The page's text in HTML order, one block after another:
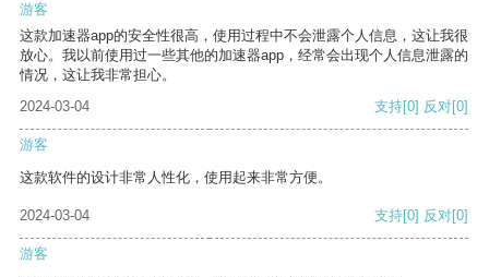
游客
这款加速器app的安全性很高，使用过程中不会泄露个人信息，这让我很
放心。我以前使用过一些其他的加速器app，经常会出现个人信息泄露的
情况，这让我非常担心。
2024-03-04
支持[0] 反对[0]
游客
这款软件的设计非常人性化，使用起来非常方便。
2024-03-04 支持[0] 反对[0]
游客